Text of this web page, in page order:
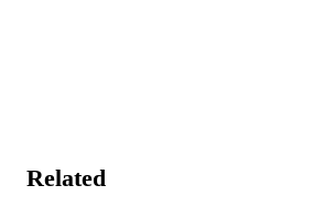
Related